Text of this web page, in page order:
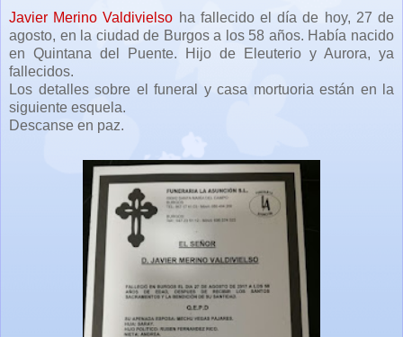
Javier Merino Valdivielso ha fallecido el día de hoy, 27 de
agosto, en la ciudad de Burgos a los 58 años. Había nacido
en Quintana del Puente. Hijo de Eleuterio y Aurora, ya
fallecidos.
Los detalles sobre el funeral y casa mortuoria están en la
siguiente esquela.
Descanse en paz.